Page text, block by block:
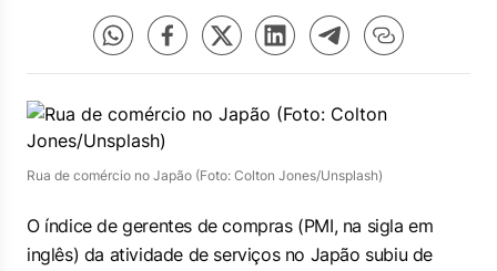
Rua de comércio no Japão (Foto: Colton Jones/Unsplash)
O índice de gerentes de compras (PMI, na sigla em
inglês) da atividade de serviços no Japão subiu de